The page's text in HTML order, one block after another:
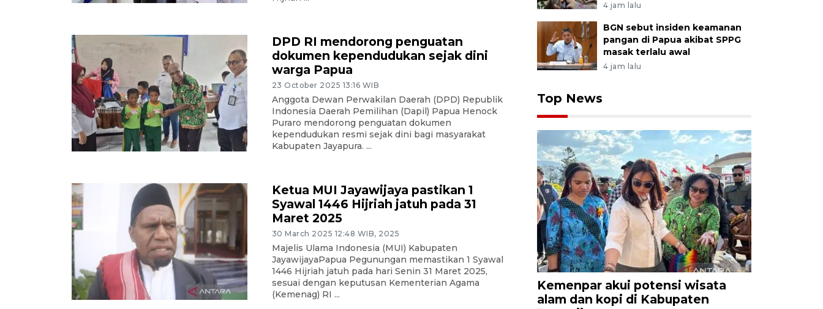
DPD RI mendorong penguatan
dokumen kependudukan sejak dini
warga Papua
23 October 2025 13:16 WIB
Anggota Dewan Perwakilan Daerah (DPD) Republik
Indonesia Daerah Pemilihan (Dapil) Papua Henock
Puraro mendorong penguatan dokumen
kependudukan resmi sejak dini bagi masyarakat
Kabupaten Jayapura. ...
Ketua MUI Jayawijaya pastikan 1
Syawal 1446 Hijriah jatuh pada 31
Maret 2025
30 March 2025 12:48 WIB, 2025
Majelis Ulama Indonesia (MUI) Kabupaten
JayawijayaPapua Pegunungan memastikan 1 Syawal
1446 Hijriah jatuh pada hari Senin 31 Maret 2025,
sesuai dengan keputusan Kementerian Agama
(Kemenag) RI ...
4 jam lalu
BGN sebut insiden keamanan
pangan di Papua akibat SPPG
masak terlalu awal
4 jam lalu
Top News
Kemenpar akui potensi wisata
alam dan kopi di Kabupaten